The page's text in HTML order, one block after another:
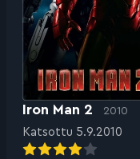
Iron Man 2 2010
Katsottu 5.9.2010